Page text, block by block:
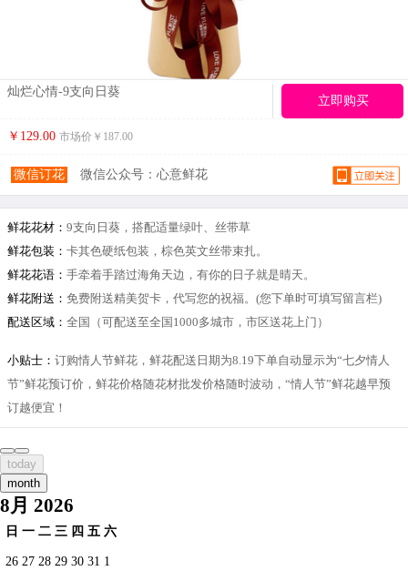
灿烂心情-9支向日葵
立即购买
￥129.00 市场价￥ 187.00
微信订花 微信公众号：心意鲜花
鲜花花材： 9支向日葵，搭配适量绿叶、丝带草
鲜花包装： 卡其色硬纸包装，棕色英文丝带束扎。
鲜花花语： 手牵着手踏过海角天边，有你的日子就是晴天。
鲜花附送： 免费附送精美贺卡，代写您的祝福。(您下单时可填写留言栏)
配送区域： 全国（可配送至全国1000多城市，市区送花上门）
小贴士： 订购情人节鲜花，鲜花配送日期为8.19下单自动显示为“七夕情人
节”鲜花预订价，鲜花价格随花材批发价格随时波动，“情人节”鲜花越早预
订越便宜！
today
month
8月 2026
日 一 二 三 四 五 六
26 27 28 29 30 31 1